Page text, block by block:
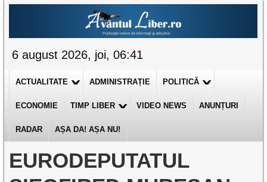
6 august 2026, joi, 06:41
ACTUALITATE ADMINISTRAȚIE POLITICĂ
ECONOMIE TIMP LIBER VIDEO NEWS ANUNȚURI
RADAR AȘA DA! AȘA NU!
EURODEPUTATUL